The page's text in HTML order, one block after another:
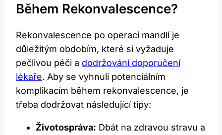
Během Rekonvalescence?
Rekonvalescence po operaci ⁤mandlí je
důležitým obdobím, které si vyžaduje
pečlivou péči a dodržování doporučení
lékaře. Aby se vyhnuli potenciálním
komplikacím během rekonvalescence, je
třeba dodržovat následující tipy:
Životospráva: Dbát na zdravou stravu a